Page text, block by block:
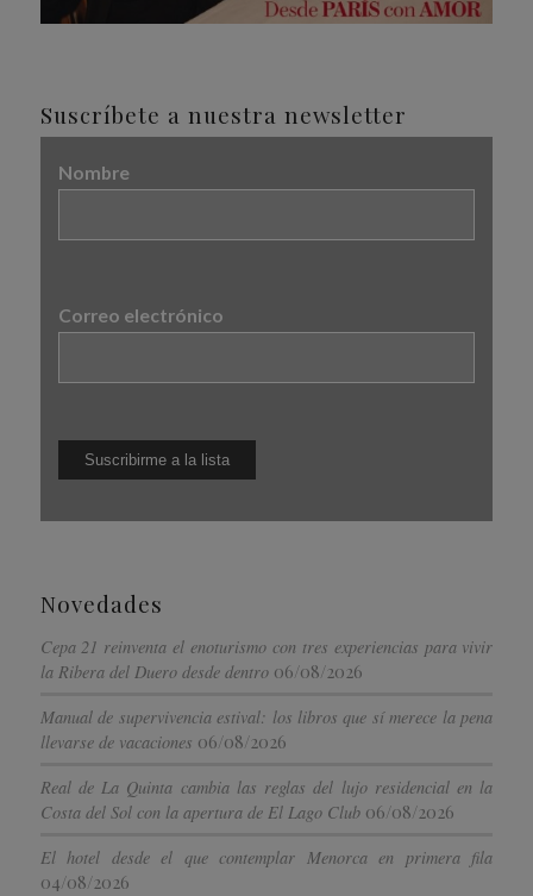
Suscríbete a nuestra newsletter
Nombre
Correo electrónico
Novedades
Cepa 21 reinventa el enoturismo con tres experiencias para vivir
la Ribera del Duero desde dentro 06/08/2026
Manual de supervivencia estival: los libros que sí merece la pena
llevarse de vacaciones 06/08/2026
Real de La Quinta cambia las reglas del lujo residencial en la
Costa del Sol con la apertura de El Lago Club 06/08/2026
El hotel desde el que contemplar Menorca en primera fila
04/08/2026